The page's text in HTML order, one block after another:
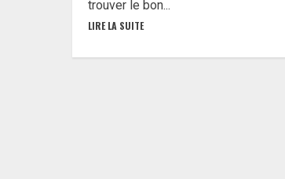
trouver le bon...
LIRE LA SUITE